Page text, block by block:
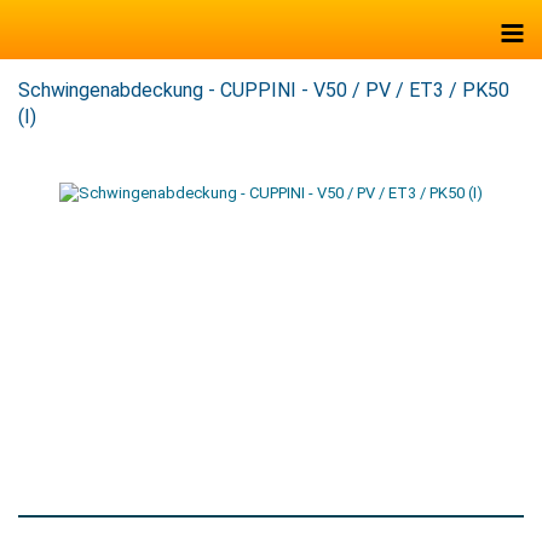
Schwingenabdeckung - CUPPINI - V50 / PV / ET3 / PK50
(I)